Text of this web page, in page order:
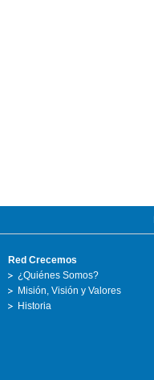
Red Crecemos
¿Quiénes Somos?
Misión, Visión y Valores
Historia